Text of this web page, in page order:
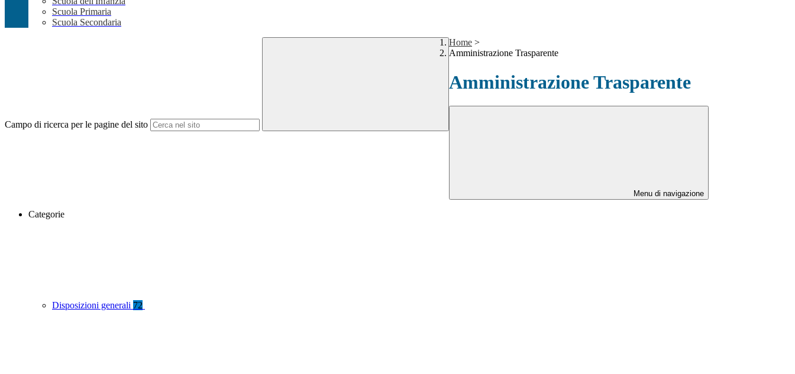
Scuola Primaria
Scuola Secondaria
Campo di ricerca per le pagine del sito
Home >
Amministrazione Trasparente
Amministrazione Trasparente
Menu di navigazione
Categorie
Disposizioni generali 72